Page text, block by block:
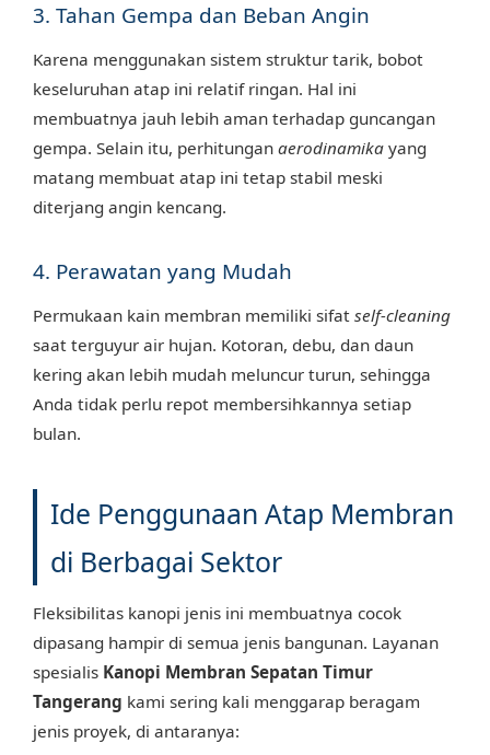
3. Tahan Gempa dan Beban Angin
Karena menggunakan sistem struktur tarik, bobot
keseluruhan atap ini relatif ringan. Hal ini
membuatnya jauh lebih aman terhadap guncangan
gempa. Selain itu, perhitungan aerodinamika yang
matang membuat atap ini tetap stabil meski
diterjang angin kencang.
4. Perawatan yang Mudah
Permukaan kain membran memiliki sifat self-cleaning
saat terguyur air hujan. Kotoran, debu, dan daun
kering akan lebih mudah meluncur turun, sehingga
Anda tidak perlu repot membersihkannya setiap
bulan.
Ide Penggunaan Atap Membran
di Berbagai Sektor
Fleksibilitas kanopi jenis ini membuatnya cocok
dipasang hampir di semua jenis bangunan. Layanan
spesialis Kanopi Membran Sepatan Timur
Tangerang kami sering kali menggarap beragam
jenis proyek, di antaranya: